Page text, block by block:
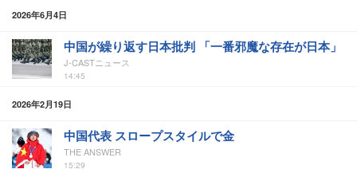
2026年6月4日
中国が繰り返す日本批判 「一番邪魔な存在が日本」
J-CASTニュース
14:45
2026年2月19日
中国代表 スロープスタイルで金
THE ANSWER
15:29